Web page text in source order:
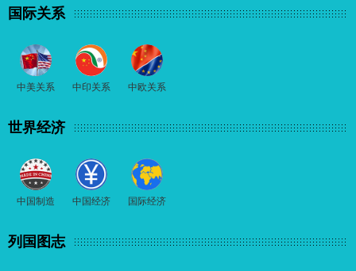
国际关系
中美关系 中印关系 中欧关系
世界经济
中国制造 中国经济 国际经济
列国图志